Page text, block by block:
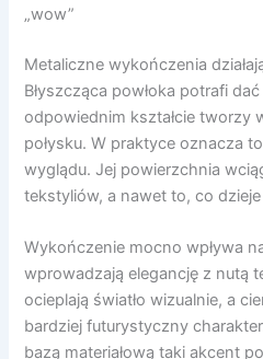
„wow”
Metaliczne wykończenia
Błyszcząca powłoka potrafi
odpowiednim kształcie tworzy
połysku. W praktyce oznacza
wyglądu. Jej powierzchnia
tekstyliów, a nawet to, co
Wykończenie mocno wpływa
wprowadzają elegancję z nutą
ocieplają światło wizualnie, a
bardziej futurystyczny
bazą materiałową taki akcent